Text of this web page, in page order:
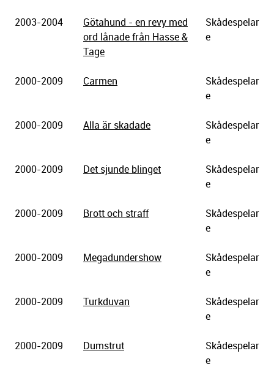
2003-2004
Götahund - en revy med
ord lånade från Hasse &
Tage
Skådespelar
e
2000-2009 Carmen
Skådespelar
e
2000-2009 Alla är skadade
Skådespelar
e
2000-2009 Det sjunde blinget
Skådespelar
e
2000-2009 Brott och straff
Skådespelar
e
2000-2009 Megadundershow
Skådespelar
e
2000-2009 Turkduvan
Skådespelar
e
2000-2009 Dumstrut
Skådespelar
e